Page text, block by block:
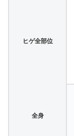
ヒゲ全部位
全身